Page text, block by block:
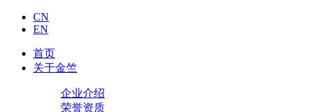
CN
EN
首页
关于金竺
企业介绍
荣誉资质